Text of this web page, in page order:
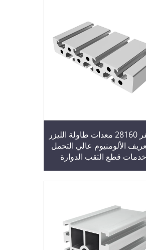
آلة الحفر 28160 معدات طاولة الليزر
الألومنيوم عالي التحمل
قطع الثقب الدوارة